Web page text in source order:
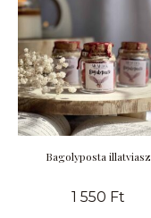
Bagolyposta illatviasz
1 550 Ft